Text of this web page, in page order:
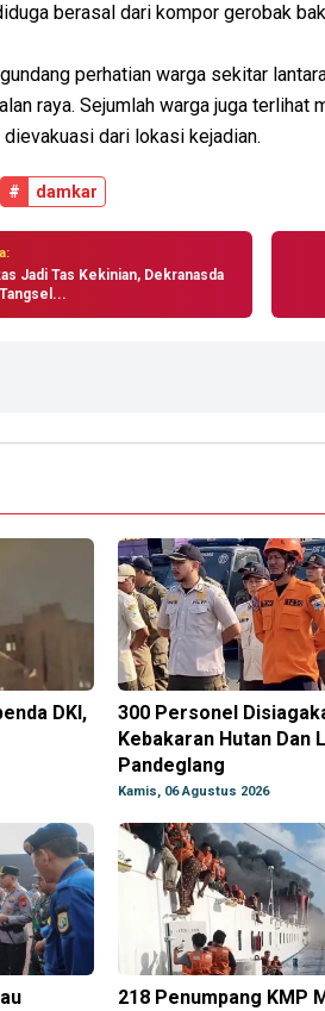
berasal dari kompor gerobak
perhatian warga sekitar
raya. Sejumlah warga juga terlihat
dari lokasi kejadian.
# damkar
Jadi Tas Kekinian, Dekranasda
DKI,
300 Personel
Kebakaran Hutan Dan
Pandeglang
Kamis, 06 Agustus 2026
218 Penumpang KMP